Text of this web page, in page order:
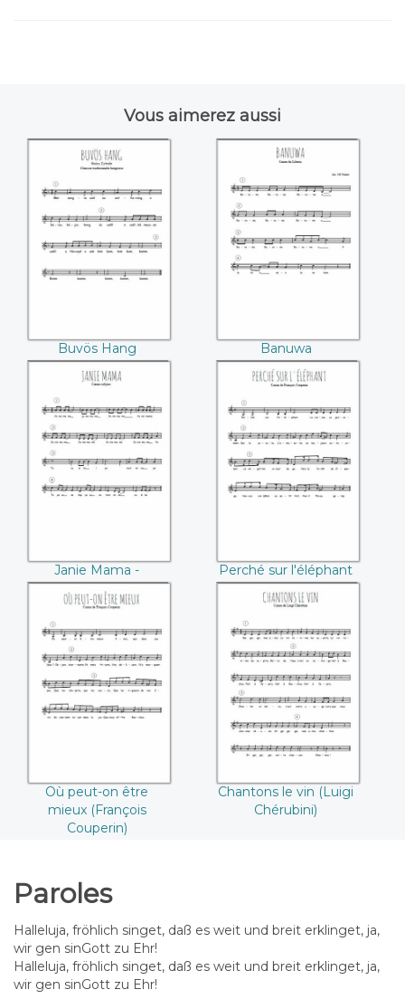
Vous aimerez aussi
Buvös Hang
Buvös Hang Banuwa
Janie Mama -
Calypso
Janie Mama -
Calypso
l'éléphant
(François Couperin)
Perché sur l'éléphant
(François Couperin)
Où peut-on être
mieux (François
Couperin)
Où peut-on être
mieux (François
Couperin)
Chantons le vin
(Luigi Chérubini)
Chantons le vin (Luigi
Chérubini)
Paroles
Halleluja, fröhlich singet, daß es weit und breit erklinget, ja,
wir gen sinGott zu Ehr!
Halleluja, fröhlich singet, daß es weit und breit erklinget, ja,
wir gen sinGott zu Ehr!